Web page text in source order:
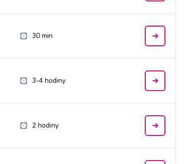
30 min
3-4 hodiny
2 hodiny